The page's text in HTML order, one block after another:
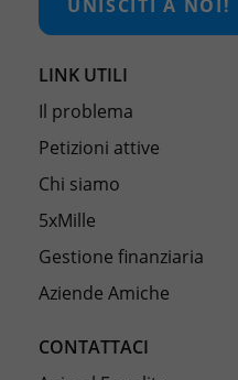
UNISCITI A NOI!
LINK UTILI
Il problema
Petizioni attive
Chi siamo
5xMille
Gestione finanziaria
Aziende Amiche
CONTATTACI